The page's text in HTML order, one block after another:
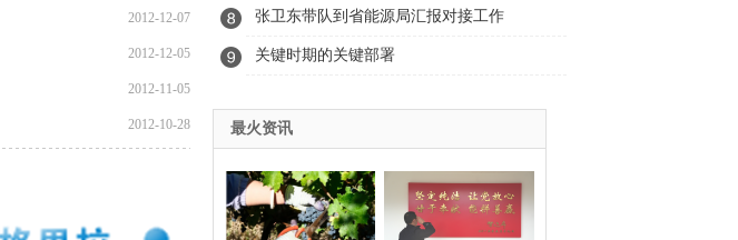
2012-12-07
2012-12-05
2012-11-05
2012-10-28
息
张卫东带队到省能源局汇报对接工作
关键时期的关键部署
最火资讯